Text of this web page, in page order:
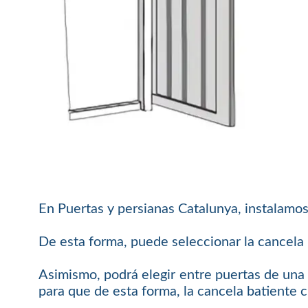
En Puertas y persianas Catalunya,
De esta forma, puede seleccionar la
Asimismo, podrá elegir entre puertas de
para que de esta forma, la cancela batiente